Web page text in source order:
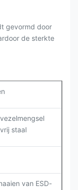
gevormd door
de sterkte
staal
van ESD-